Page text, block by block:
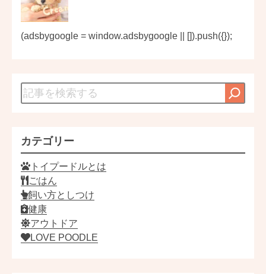
(adsbygoogle = window.adsbygoogle || []).push({});
カテゴリー
トイプードルとは
ごはん
飼い方としつけ
健康
アウトドア
LOVE POODLE